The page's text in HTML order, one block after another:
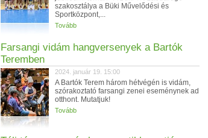
szakosztálya a Büki Művelődési és
Sportközpont,...
Tovább
Farsangi vidám hangversenyek a Bartók
Teremben
2024. január 19. 15:00
A Bartók Terem három hétvégén is vidám,
szórakoztató farsangi zenei eseménynek ad
otthont. Mutatjuk!
Tovább